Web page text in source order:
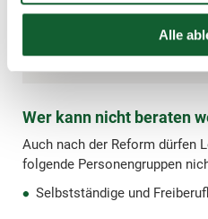
Alle
geltenden Abgabefristen
Wer kann nicht beraten
Auch nach der Reform dürfen
folgende Personengruppen
Selbstständige und